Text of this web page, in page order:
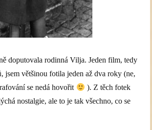
doputovala rodinná Vilja. Jeden film, tedy
jsem většinou fotila jeden až dva roky (ne,
se nedá hovořit
). Z těch fotek
nostalgie, ale to je tak všechno, co se